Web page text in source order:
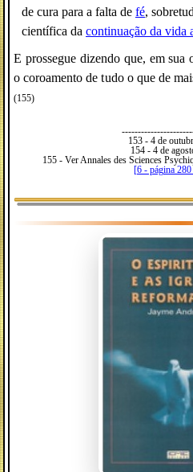
de cura para a falta de fé,
científica da continuação da vida
E prossegue dizendo que, em
o coroamento de tudo o que de
(155)
153 - 4 de
154 - 4 de
155 - Ver Annales des Sciences
[6 - página